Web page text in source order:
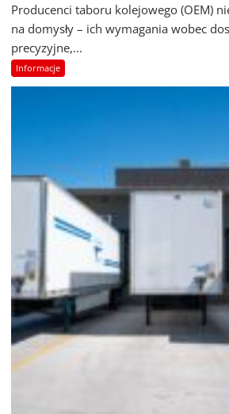
Producenci taboru kolejowego (OEM)
na domysły – ich wymagania wobec
precyzyjne,...
Informacje